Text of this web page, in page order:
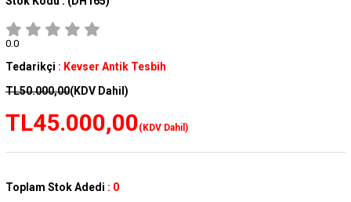
0.0
Tedarikçi : Kevser Antik Tesbih
TL50.000,00(KDV Dahil)
TL45.000,00(KDV Dahil)
Toplam Stok Adedi : 0